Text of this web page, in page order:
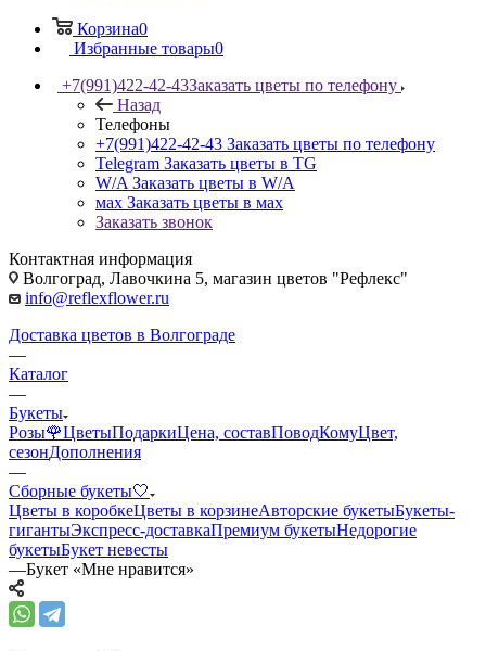
Корзина0
Избранные товары0
+7(991)422-42-43Заказать цветы по телефону
Назад
Телефоны
+7(991)422-42-43 Заказать цветы по телефону
Telegram Заказать цветы в TG
W/A Заказать цветы в W/A
мах Заказать цветы в мах
Заказать звонок
Контактная информация
Волгоград, Лавочкина 5, магазин цветов "Рефлекс"
info@reflexflower.ru
Доставка цветов в Волгограде
—
Каталог
—
Букеты
Розы🌹ЦветыПодаркиЦена, составПоводКомуЦвет,
сезонДополнения
—
Сборные букеты🤍
Цветы в коробкеЦветы в корзинеАвторские букетыБукеты-
гигантыЭкспресс-доставкаПремиум букетыНедорогие
букетыБукет невесты
—Букет «Мне нравится»